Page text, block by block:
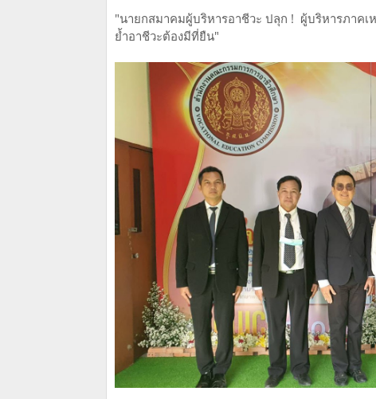
"นายกสมาคมผู้บริหารอาชีวะ ปลุก ! ผู้บริหารภาค
ย้ำอาชีวะต้องมีที่ยืน"